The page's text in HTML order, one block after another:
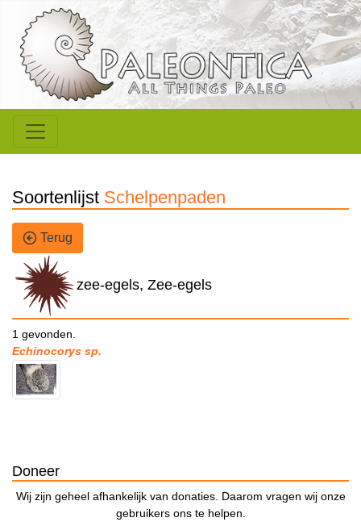
Soortenlijst Schelpenpaden
Terug
zee-egels, Zee-egels
1 gevonden.
Echinocorys sp.
Doneer
Wij zijn geheel afhankelijk van donaties. Daarom vragen wij onze
gebruikers ons te helpen.